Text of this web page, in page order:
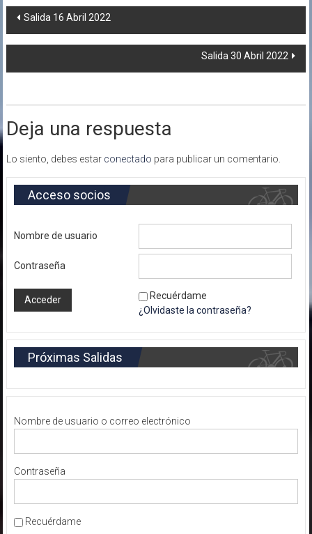
Navegación
de
entradas
Salida 16 Abril 2022
Salida 30 Abril 2022
Deja una respuesta
Lo siento, debes estar conectado para publicar un comentario.
Acceso socios
Nombre de usuario
Contraseña
Recuérdame
¿Olvidaste la contraseña?
Próximas Salidas
Nombre de usuario o correo electrónico
Contraseña
Recuérdame